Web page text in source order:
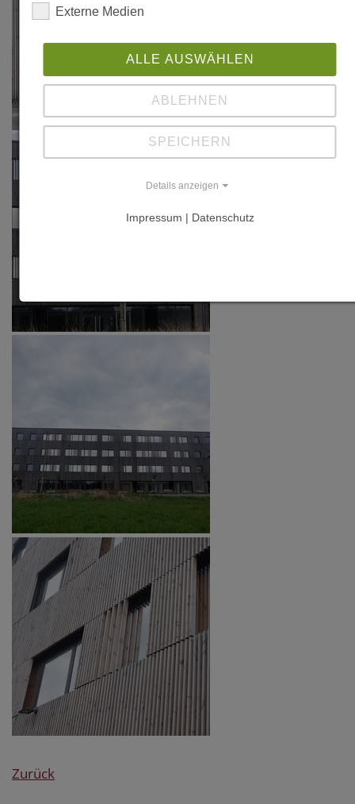
Zurück
Externe Medien
ALLE AUSWÄHLEN
ABLEHNEN
SPEICHERN
Details anzeigen
Impressum | Datenschutz